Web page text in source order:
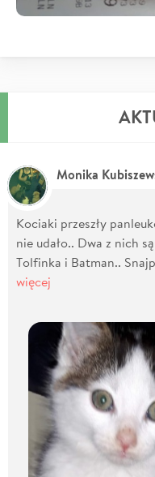
Monika
Kociaki przeszły
nie udało.. Dwa z nich
Tolfinka i Batman..
więcej